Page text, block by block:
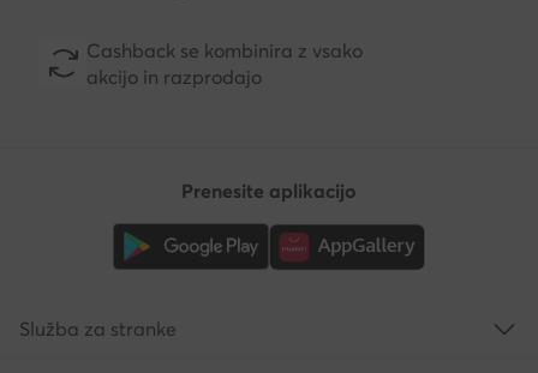
Cashback se kombinira z vsako
akcijo in razprodajo
Prenesite aplikacijo
Služba za stranke